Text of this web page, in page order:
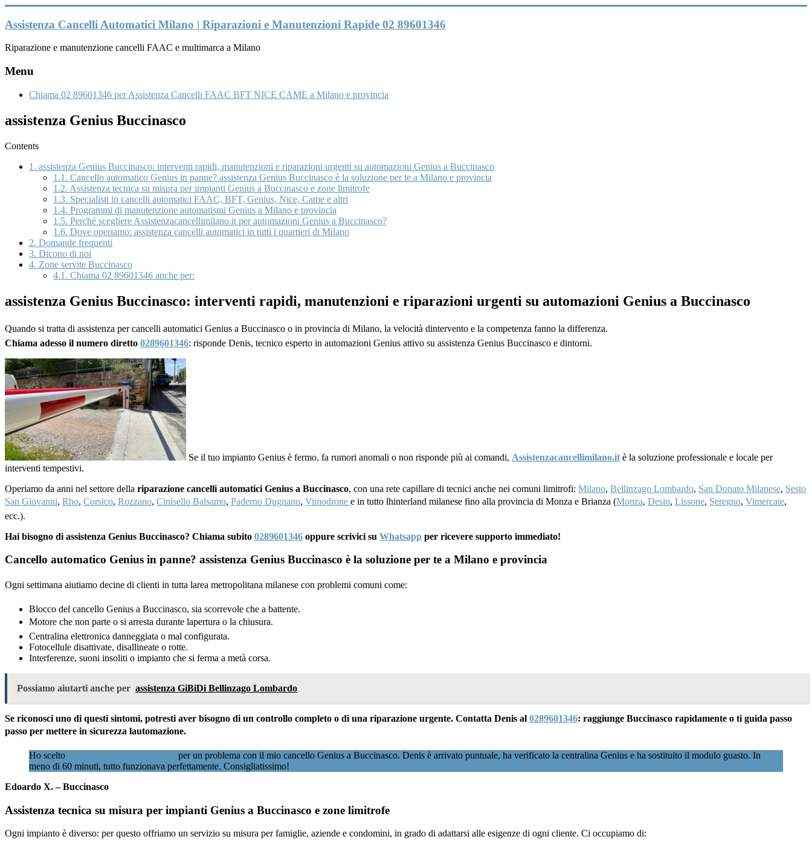
al
contenuto
Assistenza Cancelli Automatici Milano | Riparazioni e Manutenzioni Rapide 02 89601346
Riparazione e manutenzione cancelli FAAC e multimarca a Milano
Menu
Chiama 02 89601346 per Assistenza Cancelli FAAC BFT NICE CAME a Milano e provincia
assistenza Genius Buccinasco
Contents
1. assistenza Genius Buccinasco: interventi rapidi, manutenzioni e riparazioni urgenti su automazioni Genius a Buccinasco
1.1. Cancello automatico Genius in panne? assistenza Genius Buccinasco è la soluzione per te a Milano e provincia
1.2. Assistenza tecnica su misura per impianti Genius a Buccinasco e zone limitrofe
1.3. Specialisti in cancelli automatici FAAC, BFT, Genius, Nice, Came e altri
1.4. Programmi di manutenzione automatismi Genius a Milano e provincia
1.5. Perché scegliere Assistenzacancellimilano.it per automazioni Genius a Buccinasco?
1.6. Dove operiamo: assistenza cancelli automatici in tutti i quartieri di Milano
2. Domande frequenti
3. Dicono di noi
4. Zone servite Buccinasco
4.1. Chiama 02 89601346 anche per:
assistenza Genius Buccinasco: interventi rapidi, manutenzioni e riparazioni urgenti su automazioni Genius a Buccinasco
Quando si tratta di assistenza per cancelli automatici Genius a Buccinasco o in provincia di Milano, la velocità dintervento e la competenza fanno la differenza.
Chiama adesso il numero diretto 0289601346: risponde Denis, tecnico esperto in automazioni Genius attivo su assistenza Genius Buccinasco e dintorni.
Se il tuo impianto Genius è fermo, fa rumori anomali o non risponde più ai comandi, Assistenzacancellimilano.it è la soluzione professionale e locale per
interventi tempestivi.
Operiamo da anni nel settore della riparazione cancelli automatici Genius a Buccinasco, con una rete capillare di tecnici anche nei comuni limitrofi: Milano, Bellinzago Lombardo, San Donato Milanese, Sesto
San Giovanni, Rho, Corsico, Rozzano, Cinisello Balsamo, Paderno Dugnano, Vimodrone e in tutto lhinterland milanese fino alla provincia di Monza e Brianza (Monza, Desio, Lissone, Seregno, Vimercate,
ecc.).
Hai bisogno di assistenza Genius Buccinasco? Chiama subito 0289601346 oppure scrivici su Whatsapp per ricevere supporto immediato!
Cancello automatico Genius in panne? assistenza Genius Buccinasco è la soluzione per te a Milano e provincia
Ogni settimana aiutiamo decine di clienti in tutta larea metropolitana milanese con problemi comuni come:
Blocco del cancello Genius a Buccinasco, sia scorrevole che a battente.
Motore che non parte o si arresta durante lapertura o la chiusura.
Centralina elettronica danneggiata o mal configurata.
Fotocellule disattivate, disallineate o rotte.
Interferenze, suoni insoliti o impianto che si ferma a metà corsa.
Possiamo aiutarti anche per assistenza GiBiDi Bellinzago Lombardo
Se riconosci uno di questi sintomi, potresti aver bisogno di un controllo completo o di una riparazione urgente. Contatta Denis al 0289601346: raggiunge Buccinasco rapidamente o ti guida passo
passo per mettere in sicurezza lautomazione.
Ho scelto
per un problema con il mio cancello Genius a Buccinasco. Denis è arrivato puntuale, ha verificato la centralina Genius e ha sostituito il modulo guasto. In
meno di 60 minuti, tutto funzionava perfettamente. Consigliatissimo!
Edoardo X. – Buccinasco
Assistenza tecnica su misura per impianti Genius a Buccinasco e zone limitrofe
Ogni impianto è diverso: per questo offriamo un servizio su misura per famiglie, aziende e condomini, in grado di adattarsi alle esigenze di ogni cliente. Ci occupiamo di: